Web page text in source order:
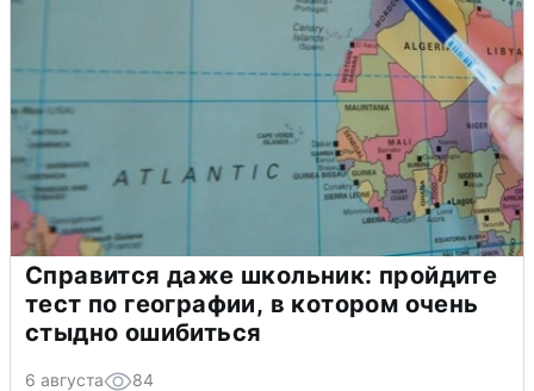
Справится даже школьник: пройдите
тест по географии, в котором очень
стыдно ошибиться
6 августа 84